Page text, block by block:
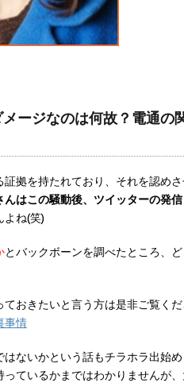
ージなのは何故？電通の
拠を持たれており、それを認め
んはこの騒動後、ツイッターの発
よね(笑)
とバックボーンを調べたところ、
おきたいと言う方は是非ご覧く
事情
ないかという話もチラホラ出始
ているかまではわかりませんが